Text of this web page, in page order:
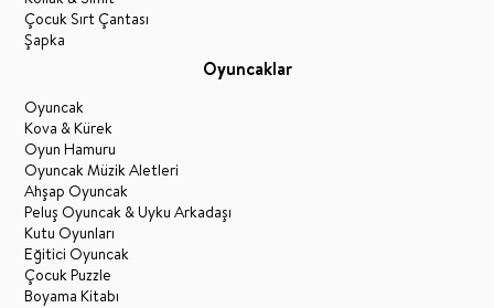
Çocuk Sırt Çantası
Şapka
Oyuncaklar
Oyuncak
Kova & Kürek
Oyun Hamuru
Oyuncak Müzik Aletleri
Ahşap Oyuncak
Peluş Oyuncak & Uyku Arkadaşı
Kutu Oyunları
Eğitici Oyuncak
Çocuk Puzzle
Boyama Kitabı